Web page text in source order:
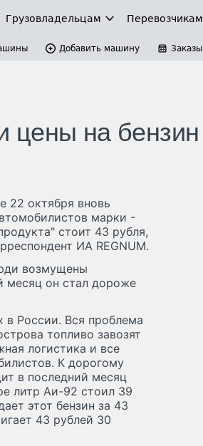
Грузовладельцам Перевозчикам
Добавить машину Заказы
цены на бензин
22 октября вновь
марки -
стоит 43 рубля,
ИА REGNUM.
возмущены
месяц он стал дороже
в России. Вся проблема
топливо завозят
логистика и все
К дорогому
в последний месяц
литр Аи-92 стоил 39
этот бензин за 43
43 рублей 30